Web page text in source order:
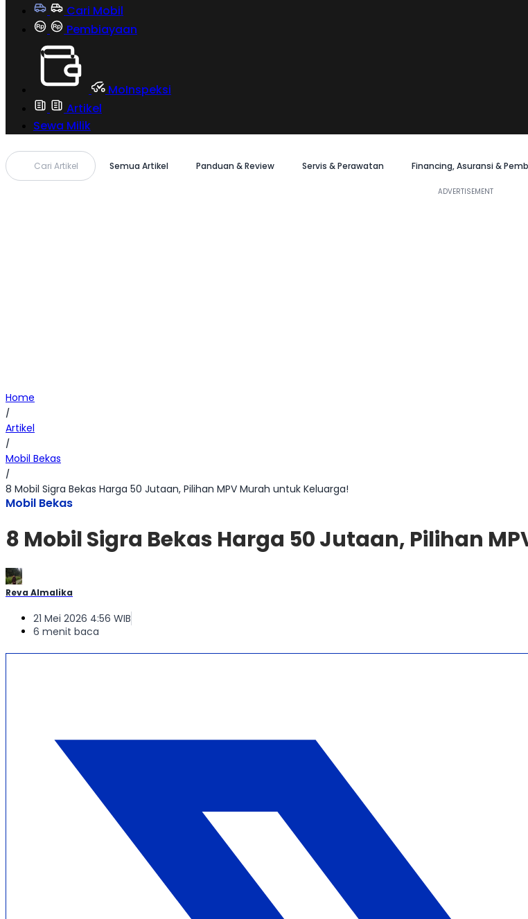
Cari Mobil
Pembiayaan
MoInspeksi
Artikel
Sewa Milik
Cari Artikel Semua Artikel Panduan & Review Servis & Perawatan Financing, Asuransi &
Home
/
Artikel
/
Mobil Bekas
/
8 Mobil Sigra Bekas Harga 50 Jutaan, Pilihan MPV Murah untuk Keluarga!
Mobil Bekas
8 Mobil Sigra Bekas Harga 50 Jutaan, Pilihan
Reva Almalika
21 Mei 2026 4:56 WIB
6 menit baca